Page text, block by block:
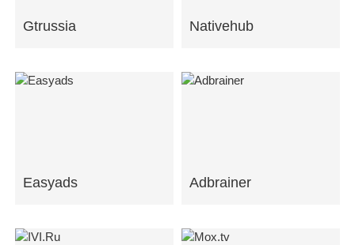
Gtrussia Nativehub
Easyads Adbrainer